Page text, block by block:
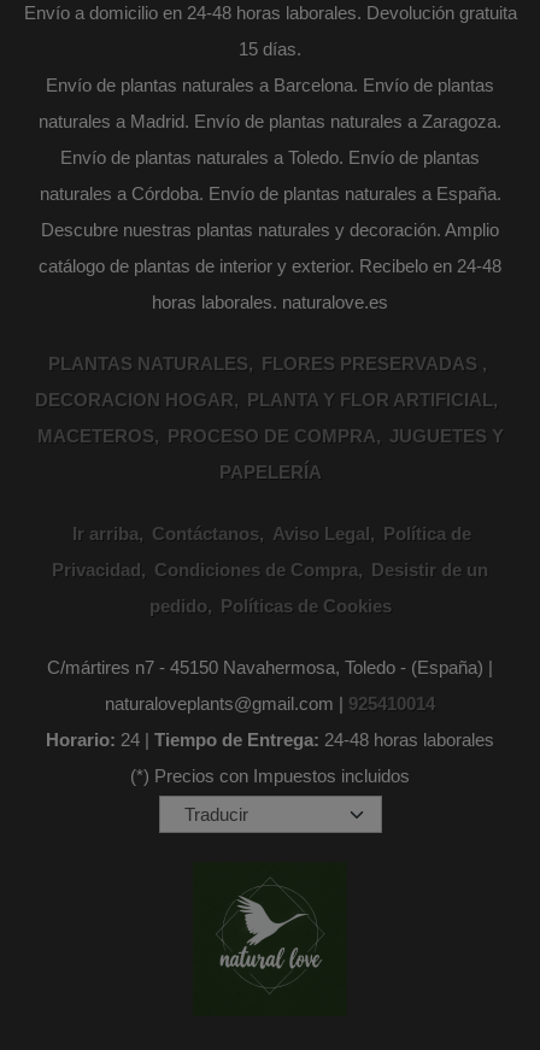
Envío a domicilio en 24-48 horas laborales. Devolución gratuita
15 días.
Envío de plantas naturales a Barcelona. Envío de plantas
naturales a Madrid. Envío de plantas naturales a Zaragoza.
Envío de plantas naturales a Toledo. Envío de plantas
naturales a Córdoba. Envío de plantas naturales a España.
Descubre nuestras plantas naturales y decoración. Amplio
catálogo de plantas de interior y exterior. Recibelo en 24-48
horas laborales. naturalove.es
PLANTAS NATURALES
FLORES PRESERVADAS
DECORACION HOGAR
PLANTA Y FLOR ARTIFICIAL
MACETEROS
PROCESO DE COMPRA
JUGUETES Y
PAPELERÍA
Ir arriba Contáctanos Aviso Legal
Política de
Privacidad
Condiciones de Compra
Desistir de un
pedido
Políticas de Cookies
C/mártires n7 - 45150 Navahermosa, Toledo - (España) |
naturaloveplants@gmail.com | 925410014
Horario: 24 | Tiempo de Entrega: 24-48 horas laborales
(*) Precios con Impuestos incluidos